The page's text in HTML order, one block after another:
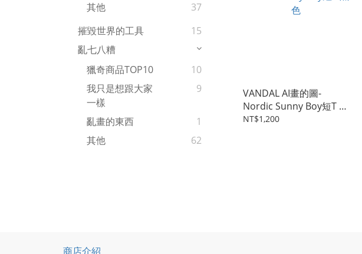
其他
37
摧毀世界的工具
15
亂七八糟
獵奇商品TOP10
10
我只是想跟大家
一樣
9
亂畫的東西
1
其他
62
VANDAL AI畫的圖-
Nordic Sunny Boy短T 黑
色
NT$1,200
商店介紹